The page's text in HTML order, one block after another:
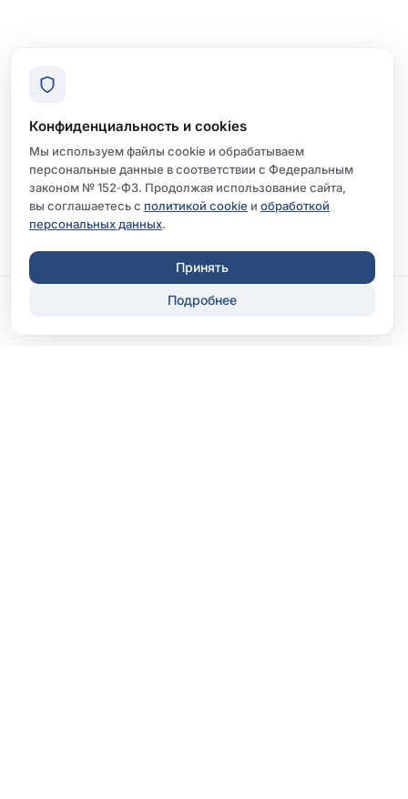
Конфиденциальность и cookies
Мы используем файлы cookie и обрабатываем
персональные данные в соответствии с Федеральным
законом № 152‑ФЗ. Продолжая использование сайта,
вы соглашаетесь с политикой cookie и обработкой
персональных данных.
Принять
Подробнее